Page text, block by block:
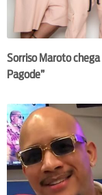
Sorriso Maroto
Pagode”